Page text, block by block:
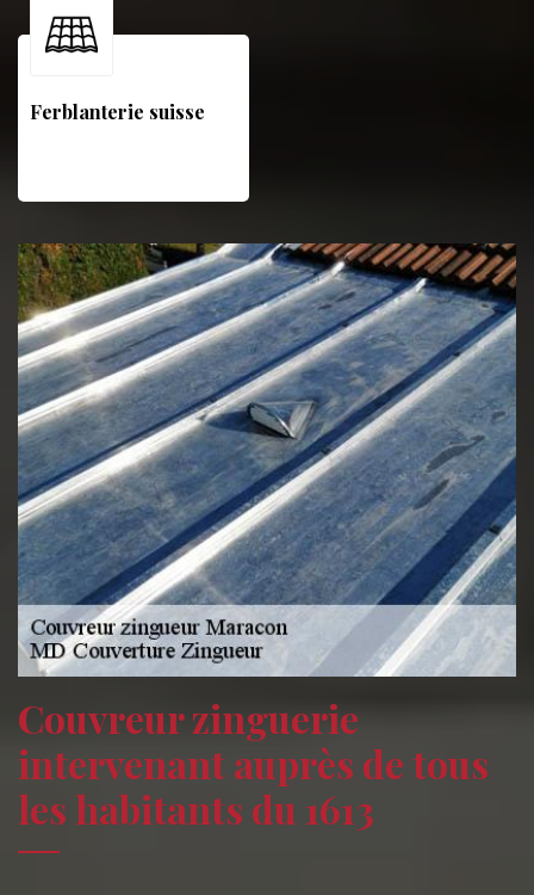
Ferblanterie suisse
Couvreur zinguerie
intervenant auprès de tous
les habitants du 1613